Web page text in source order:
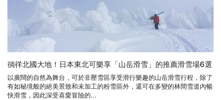
徜徉北國大地！日本東北可樂享「山岳滑雪」的推薦滑雪場6選
以廣闊的自然為舞台，可於非壓雪區享受滑行樂趣的山岳滑雪行程，除了
有如秘境般的絕美景致和未加工的粉雪區外，還可在多變的林間雪道內暢
快滑雪，因此深受喜愛冒險的...